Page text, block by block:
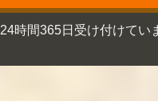
24時間365日受け付けてい